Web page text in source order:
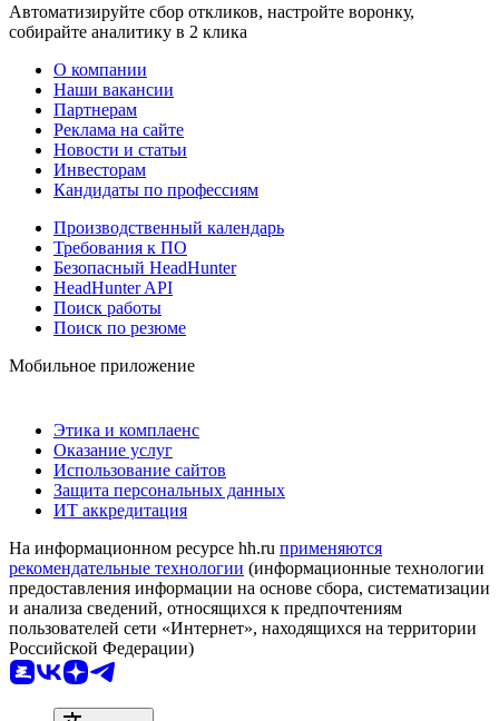
Автоматизируйте сбор откликов, настройте воронку,
собирайте аналитику в 2 клика
О компании
Наши вакансии
Партнерам
Реклама на сайте
Новости и статьи
Инвесторам
Кандидаты по профессиям
Производственный календарь
Требования к ПО
Безопасный HeadHunter
HeadHunter API
Поиск работы
Поиск по резюме
Мобильное приложение
Этика и комплаенс
Оказание услуг
Использование сайтов
Защита персональных данных
ИТ аккредитация
На информационном ресурсе hh.ru применяются
рекомендательные технологии (информационные технологии
предоставления информации на основе сбора, систематизации
и анализа сведений, относящихся к предпочтениям
пользователей сети «Интернет», находящихся на территории
Российской Федерации)